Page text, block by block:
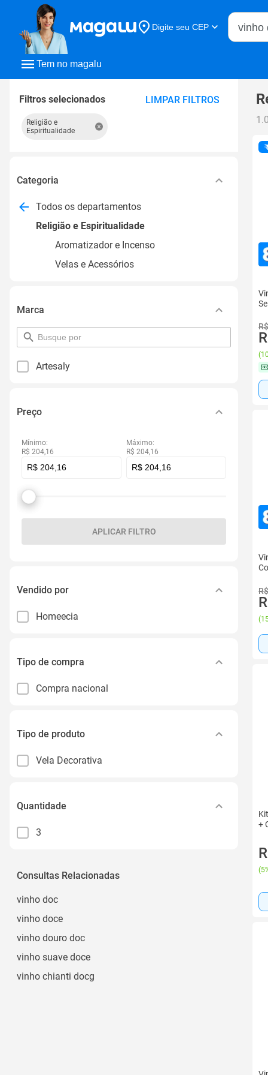
Tem no magalu
Digite seu CEP
Buscar
Filtros selecionados LIMPAR FILTROS
Religião e
Espiritualidade
Categoria
Todos os departamentos
Religião e Espiritualidade
Aromatizador e Incenso
Velas e Acessórios
Marca
pesquisar
por
Artesaly
Preço
Mínimo:
R$ 204,16
Máximo:
R$ 204,16
APLICAR FILTRO
Vendido por
Homeecia
Tipo de compra
Compra nacional
Tipo de produto
Vela Decorativa
Quantidade
3
Consultas Relacionadas
vinho doc
vinho doce
vinho douro doc
vinho suave doce
vinho chianti docg
(
(
+
(